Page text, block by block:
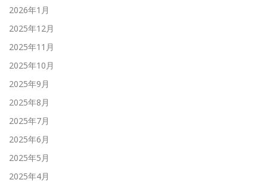
2026年1月
2025年12月
2025年11月
2025年10月
2025年9月
2025年8月
2025年7月
2025年6月
2025年5月
2025年4月